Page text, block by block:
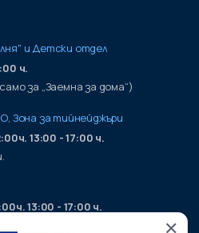
и Детски отдел
ч.
за „Заемна за дома“)
Зона за тийнейджъри
13:00 - 17:00 ч.
13:00 - 17:00 ч.
✕